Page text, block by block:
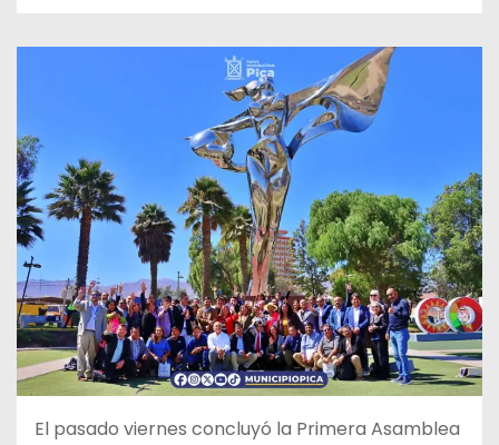
El pasado viernes concluyó la Primera Asamblea